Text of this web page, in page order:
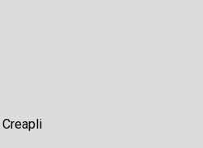
Creapli